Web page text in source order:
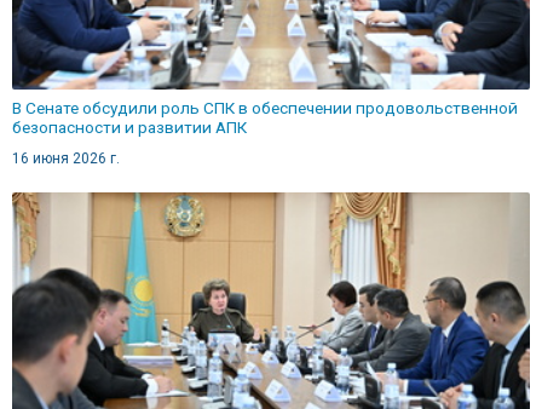
В Сенате обсудили роль СПК в обеспечении продовольственной
безопасности и развитии АПК
16 июня 2026 г.